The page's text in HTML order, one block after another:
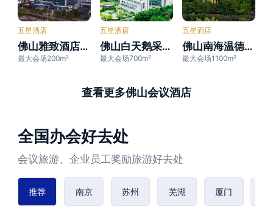
五星酒店
佛山雅致酒店（南海广佛智城店）
最大会场200m²
五星酒店
佛山白天鹅采奕酒店
最大会场700m²
五星酒店
佛山南海温德姆花园酒店
最大会场1100m²
查看更多佛山会议酒店
全国办会好去处
会议旅游、企业员工奖励旅游好去处
推荐 南京 苏州 芜湖 厦门